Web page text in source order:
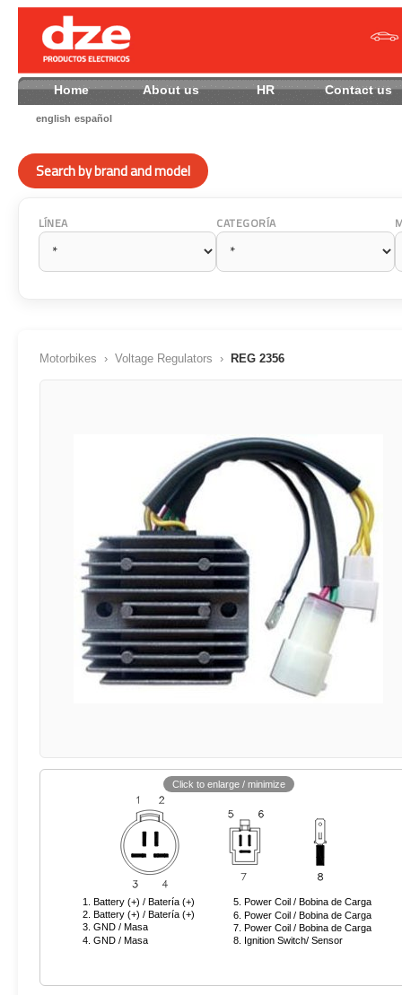
Home About us HR
english español
Search by brand and model
LÍNEA CATEGORÍA
Motorbikes › Voltage Regulators › REG 2356
Click to enlarge / minimize